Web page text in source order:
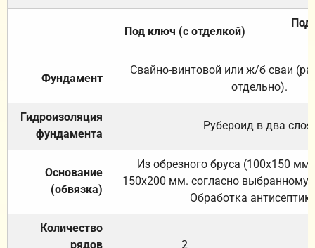
Под ключ (с отделкой)
Под
Фундамент
Свайно-винтовой или ж/б сваи
отдельно).
Гидроизоляция
фундамента
Рубероид в два слоя.
Основание
(обвязка)
Из обрезного бруса (100х150
150х200 мм. согласно выбранному
Обработка
Количество
рядов
2